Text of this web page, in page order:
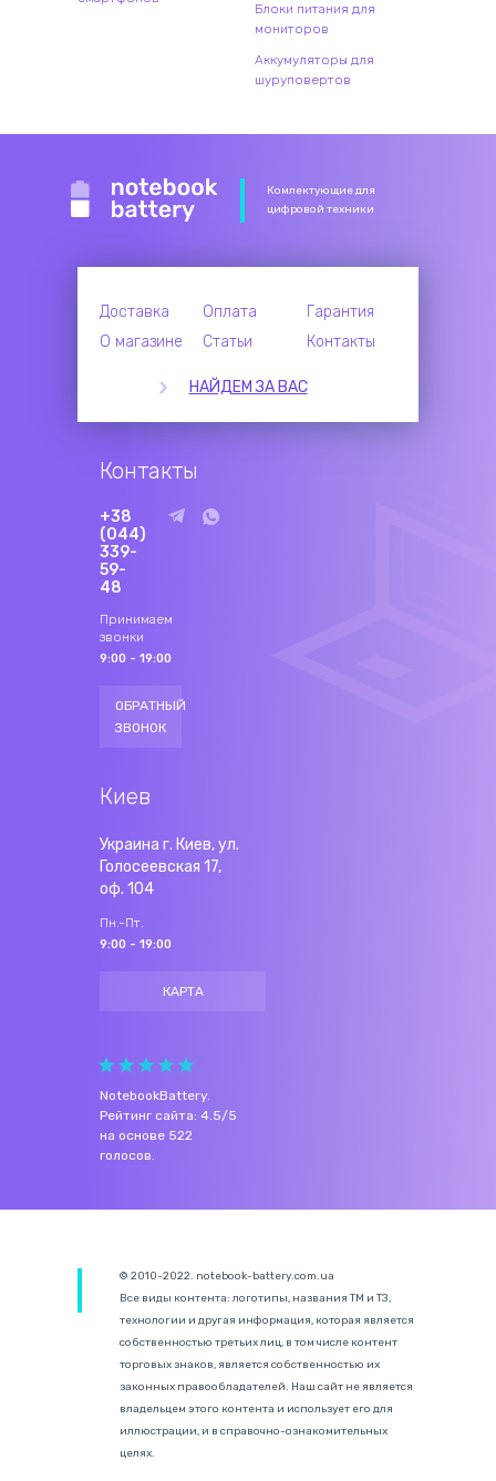
Блоки питания для
мониторов
Аккумуляторы для
шуруповертов
Комлектующие для
цифровой техники
Доставка Оплата
Гарантия
О магазине
Статьи Контакты
НАЙДЕМ ЗА ВАС
Контакты
+38
(044)
339-
59-
48
Принимаем
звонки
9:00 - 19:00
ОБРАТНЫЙ
ЗВОНОК
Киев
Украина г. Киев, ул.
Голосеевская 17,
оф. 104
Пн.-Пт.
9:00 - 19:00
КАРТА
NotebookBattery.
Рейтинг сайта: 4.5/5
на основе 522
голосов.
© 2010-2022. notebook-battery.com.ua
Все виды контента: логотипы, названия ТМ и ТЗ,
технологии и другая информация, которая является
собственностью третьих лиц, в том числе контент
торговых знаков, является собственностью их
законных правообладателей. Наш сайт не является
владельцем этого контента и использует его для
иллюстрации, и в справочно-ознакомительных
целях.